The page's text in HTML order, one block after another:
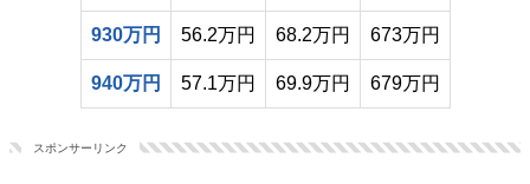
930万円 56.2万円 68.2万円 673万円
940万円 57.1万円 69.9万円 679万円
スポンサーリンク